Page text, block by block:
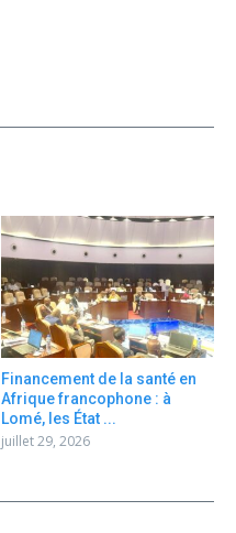
Financement de la santé en
Afrique francophone : à
Lomé, les État ...
juillet 29, 2026